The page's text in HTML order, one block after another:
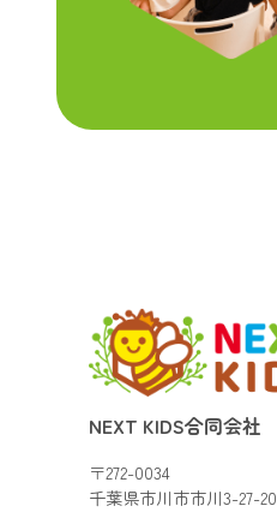
NEXT KIDS合同会社
〒272-0034
千葉県市川市市川3-27-20